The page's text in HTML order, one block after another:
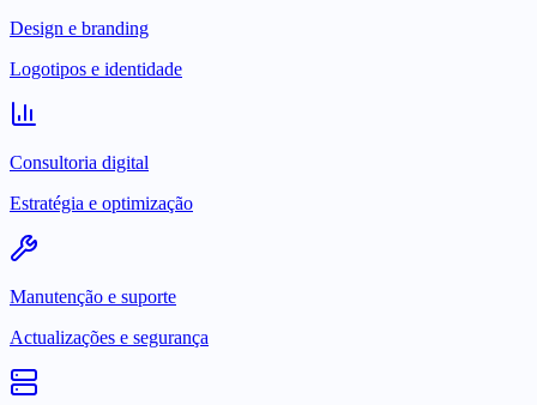
Design e branding
Logotipos e identidade
Consultoria digital
Estratégia e optimização
Manutenção e suporte
Actualizações e segurança